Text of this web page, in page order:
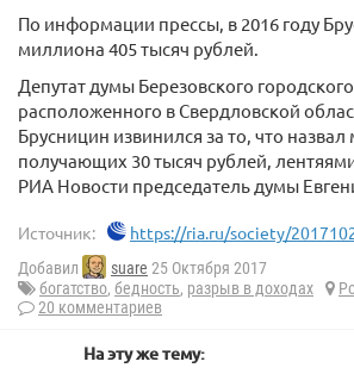
По информации прессы, в 2016 году
миллиона 405 тысяч рублей.
Депутат думы Березовского
расположенного в Свердловской
Брусницин извинился за то, что
получающих 30 тысяч рублей,
РИА Новости председатель думы
Источник: https://ria.ru/society/
Добавил suare 25 Октября 2017
богатство, бедность, разрыв в доходах
20 комментариев
На эту же тему: